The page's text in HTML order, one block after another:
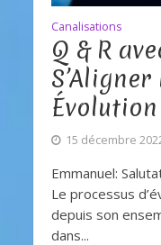
Canalisations
Q & R
15 décembre
Emmanuel:
Le processus
depuis son
dans...